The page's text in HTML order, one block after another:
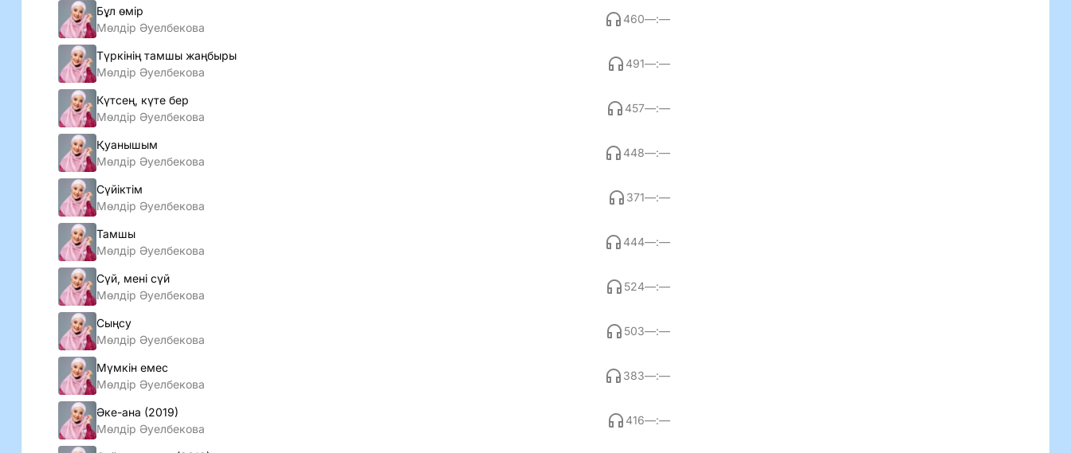
Бұл өмір
Мөлдiр Әуелбекова
460—:—
Түркінің тамшы жаңбыры
Мөлдiр Әуелбекова
491—:—
Күтсең, күте бер
Мөлдiр Әуелбекова
457—:—
Қуанышым
Мөлдiр Әуелбекова
448—:—
Сүйіктім
Мөлдiр Әуелбекова
371—:—
Тамшы
Мөлдiр Әуелбекова
444—:—
Сүй, мені сүй
Мөлдiр Әуелбекова
524—:—
Сыңсу
Мөлдiр Әуелбекова
503—:—
Мүмкін емес
Мөлдiр Әуелбекова
383—:—
Әке-ана (2019)
Мөлдiр Әуелбекова
416—:—